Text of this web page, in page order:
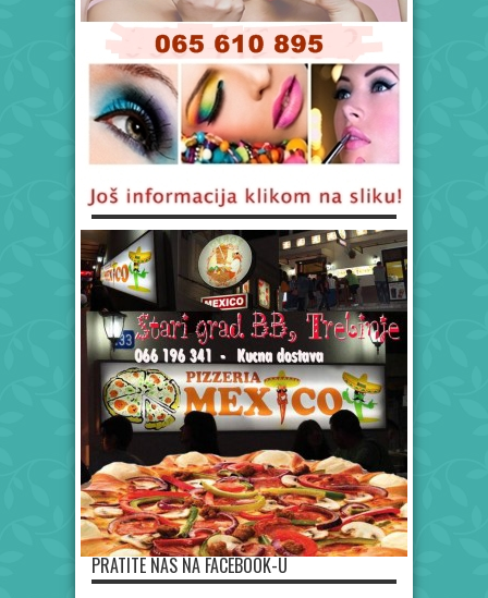
PRATITE NAS NA FACEBOOK-U